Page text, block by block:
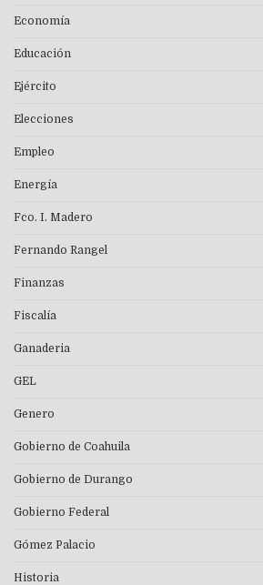
Economía
Educación
Ejército
Elecciones
Empleo
Energía
Fco. I. Madero
Fernando Rangel
Finanzas
Fiscalía
Ganaderia
GEL
Genero
Gobierno de Coahuila
Gobierno de Durango
Gobierno Federal
Gómez Palacio
Historia